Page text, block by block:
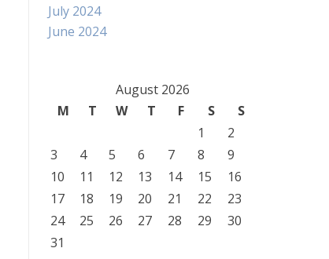
July 2024
June 2024
August 2026
M
T W T F S
S
1
2
3
4 5 6 7 8
9
10
11 12 13 14 15
16
17
18 19 20 21 22
23
24
25 26 27 28 29
30
31